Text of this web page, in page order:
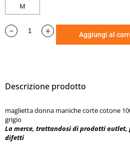
M
Aggiungi al
Descrizione prodotto
maglietta donna maniche corte cotone
grigio
La merce, trattandosi di prodotti outlet,
difetti